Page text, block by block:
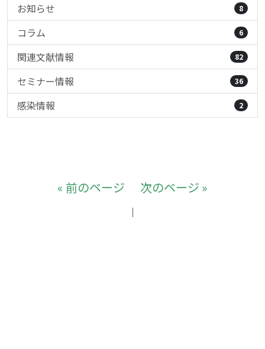
お知らせ
8
コラム 6
関連文献情報 82
セミナー情報 36
感染情報 2
« 前のページ
｜
次のページ »